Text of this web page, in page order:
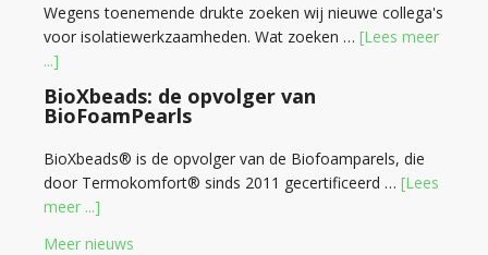
Wegens toenemende drukte zoeken wij nieuwe collega's
voor isolatiewerkzaamheden. Wat zoeken … [Lees meer
...]
BioXbeads: de opvolger van
BioFoamPearls
BioXbeads® is de opvolger van de Biofoamparels, die
door Termokomfort® sinds 2011 gecertificeerd … [Lees
meer ...]
Meer nieuws